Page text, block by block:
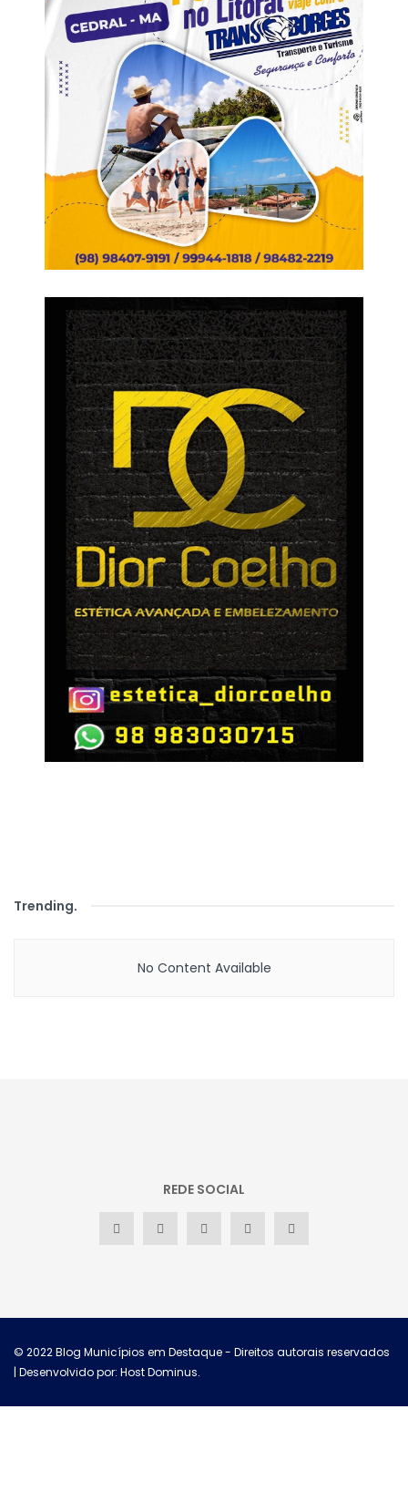
Trending.
No Content Available
REDE SOCIAL
© 2022Blog Municípios em Destaque- Direitos autorais reservados
| Desenvolvido por: Host Dominus.